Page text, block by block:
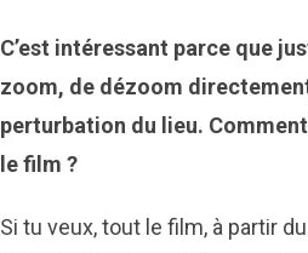
C’est intéressant parce que
zoom, de dézoom
perturbation du lieu.
le film ?
Si tu veux, tout le film, à partir